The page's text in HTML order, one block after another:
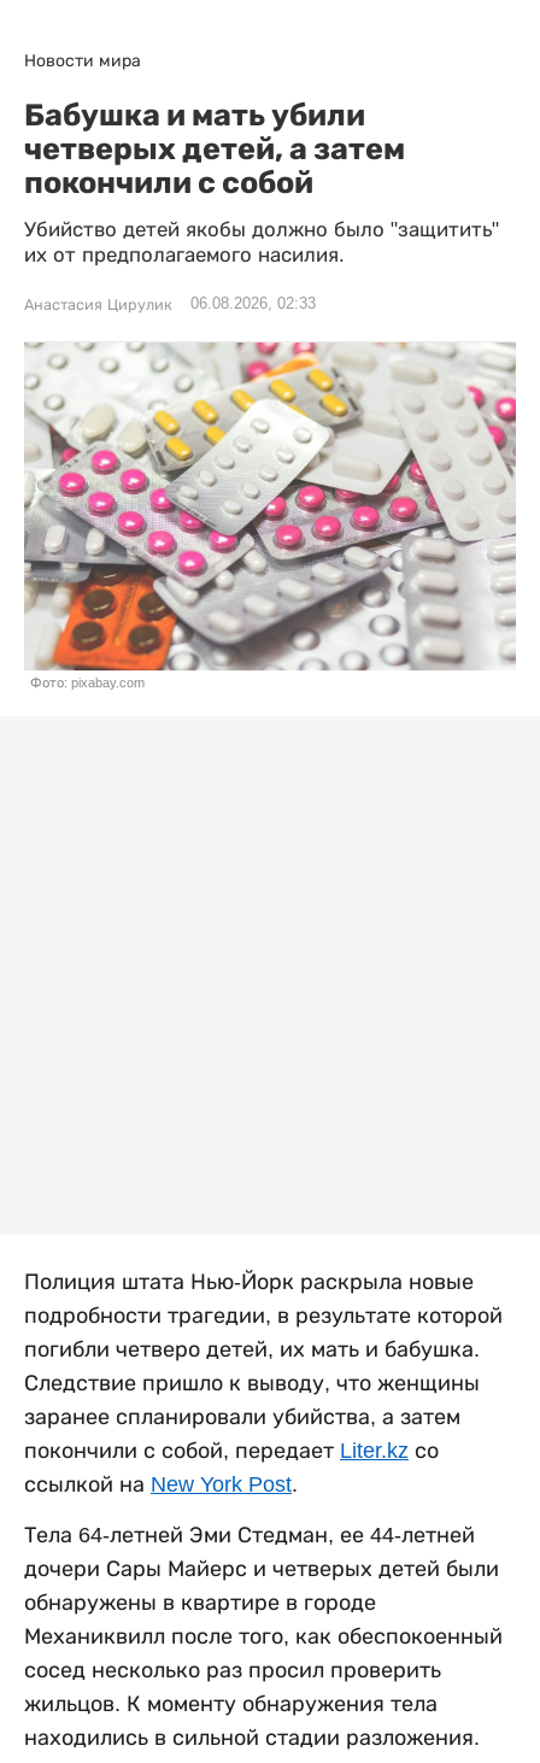
Новости мира
Бабушка и мать убили
четверых детей, а затем
покончили с собой
Убийство детей якобы должно было "защитить"
их от предполагаемого насилия.
Анастасия Цирулик 06.08.2026, 02:33
Фото: pixabay.com
Полиция штата Нью-Йорк раскрыла новые
подробности трагедии, в результате которой
погибли четверо детей, их мать и бабушка.
Следствие пришло к выводу, что женщины
заранее спланировали убийства, а затем
покончили с собой, передает Liter.kz со
ссылкой на New York Post.
Тела 64-летней Эми Стедман, ее 44-летней
дочери Сары Майерс и четверых детей были
обнаружены в квартире в городе
Механиквилл после того, как обеспокоенный
сосед несколько раз просил проверить
жильцов. К моменту обнаружения тела
находились в сильной стадии разложения.